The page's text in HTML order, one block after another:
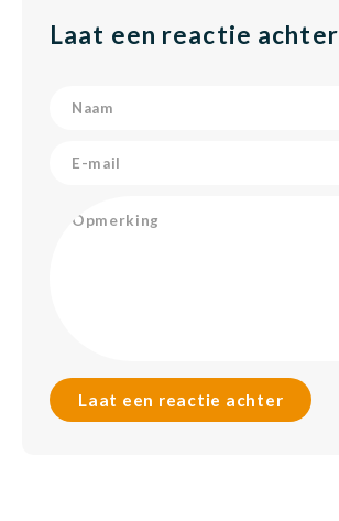
Laat een reactie achter
Laat een reactie achter